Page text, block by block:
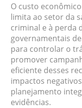
O custo
limita ao setor da
criminal e à perda
governamentais
para controlar o
promover
eficiente desses
impactos
planejamento
evidências.